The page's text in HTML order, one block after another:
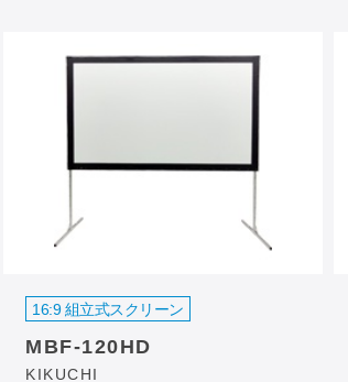
16:9 組立式スクリーン
MBF-120HD
KIKUCHI